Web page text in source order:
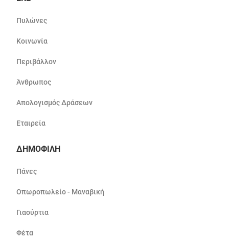
Πυλώνες
Κοινωνία
Περιβάλλον
Άνθρωπος
Απολογισμός Δράσεων
Εταιρεία
ΔΗΜΟΦΙΛΗ
Πάνες
Οπωροπωλείο - Μαναβική
Γιαούρτια
Φέτα